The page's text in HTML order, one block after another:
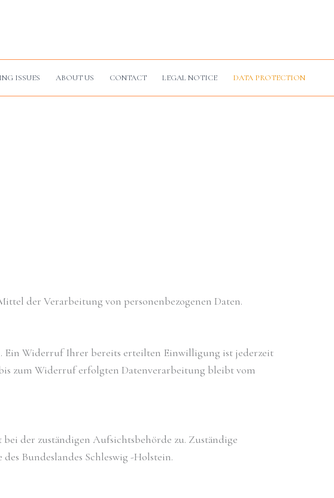
ISSUES ABOUT US CONTACT LEGAL NOTICE DATA PROTECTION
der Verarbeitung von personenbezogenen Daten.
Widerruf Ihrer bereits erteilten Einwilligung ist jederzeit
zum Widerruf erfolgten Datenverarbeitung bleibt vom
der zuständigen Aufsichtsbehörde zu. Zuständige
Bundeslandes Schleswig -Holstein.